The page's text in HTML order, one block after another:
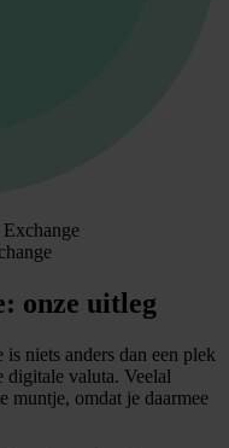
onze uitleg
niets anders dan een plek
digitale valuta. Veelal
muntje, omdat je daarmee